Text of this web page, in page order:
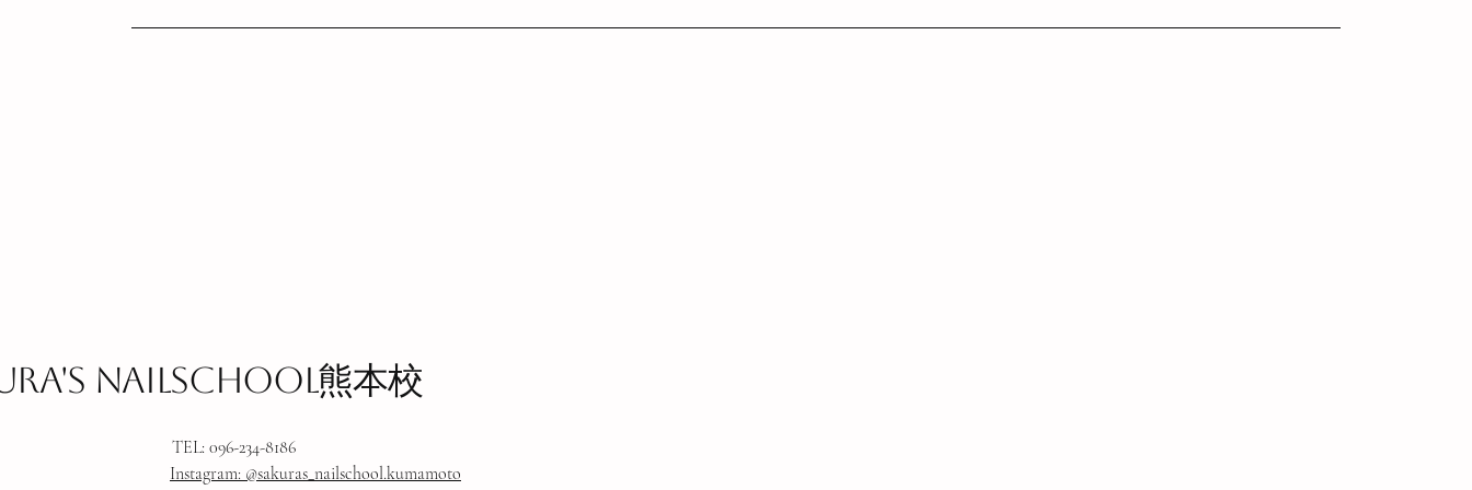
TEL: 096-234-8186
​Instagram: @sakuras_nailschool.kumamoto
nailschool熊本校